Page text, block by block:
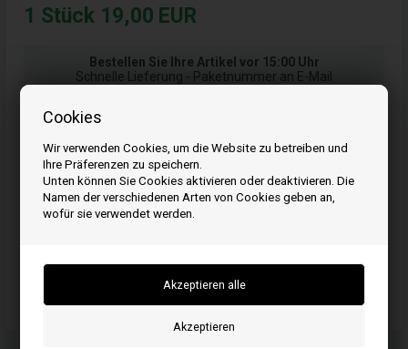
Cookies
Wir verwenden Cookies, um die Website zu betreiben und
Ihre Präferenzen zu speichern.
Unten können Sie Cookies aktivieren oder deaktivieren. Die
Namen der verschiedenen Arten von Cookies geben an,
wofür sie verwendet werden.
1 Stück 19,00 EUR
Bestellen Sie Ihre Artikel vor 15:00 Uhr
Schnelle Lieferung - Paketnummer an E-Mail
Kaufen
Einheit: Stück
Originalnummer: 692653